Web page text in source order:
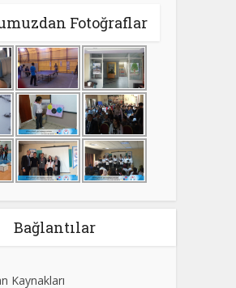
Fotoğraflar
Bağlantılar
Kaynakları